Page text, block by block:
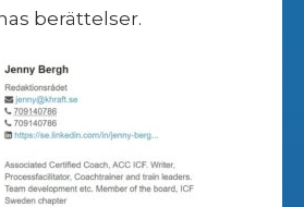
berättelser.